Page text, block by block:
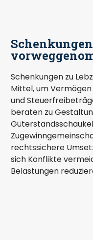
Schenkungen zu
Mittel, um
und
beraten zu
rechtssichere
sich Konflikte
Belastungen